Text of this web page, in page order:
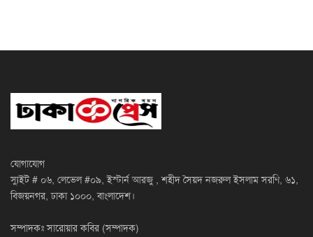
যোগাযোগ
স্যুইট # ০৬, লেভেল #০৯, ইস্টার্ন আরজু , শহীদ সৈয়দ নজরুল ইসলাম সরণি, ৬১,
বিজয়নগর, ঢাকা ১০০০, বাংলাদেশ।
সম্পাদকঃ সারোয়ার কবির (সম্পাদক)